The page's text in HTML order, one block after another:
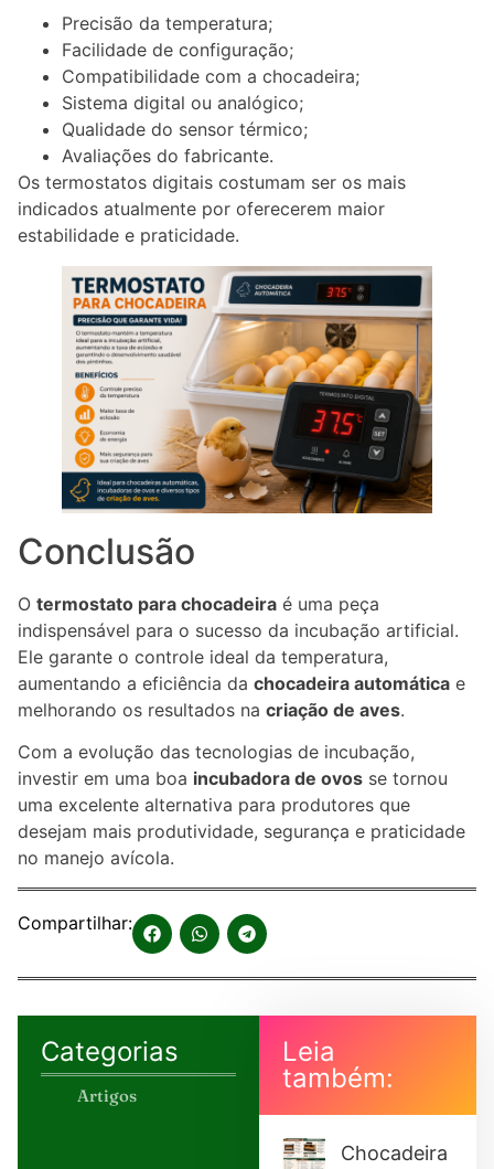
Precisão da temperatura;
Facilidade de configuração;
Compatibilidade com a chocadeira;
Sistema digital ou analógico;
Qualidade do sensor térmico;
Avaliações do fabricante.
Os termostatos digitais costumam ser os mais
indicados atualmente por oferecerem maior
estabilidade e praticidade.
Conclusão
O termostato para chocadeira é uma peça
indispensável para o sucesso da incubação artificial.
Ele garante o controle ideal da temperatura,
aumentando a eficiência da chocadeira automática e
melhorando os resultados na criação de aves.
Com a evolução das tecnologias de incubação,
investir em uma boa incubadora de ovos se tornou
uma excelente alternativa para produtores que
desejam mais produtividade, segurança e praticidade
no manejo avícola.
Compartilhar:
Categorias
Artigos
Leia
também:
Chocadeira